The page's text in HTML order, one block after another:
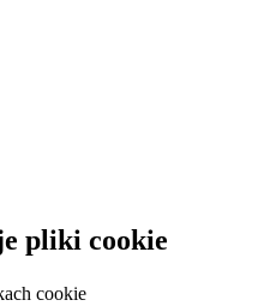
pliki cookie
cookie